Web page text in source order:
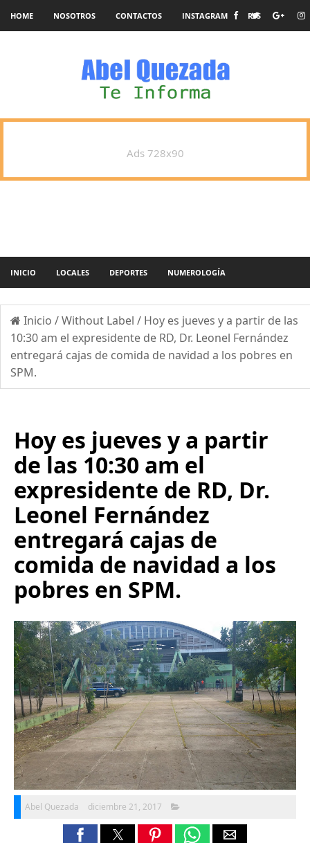
HOME NOSOTROS CONTACTOS INSTAGRAM RSS
Ads 728x90
INICIO LOCALES DEPORTES NUMEROLOGÍA
Inicio /Without Label / Hoy es jueves y a partir de las
10:30 am el expresidente de RD, Dr. Leonel Fernández
entregará cajas de comida de navidad a los pobres en
SPM.
Hoy es jueves y a partir
de las 10:30 am el
expresidente de RD, Dr.
Leonel Fernández
entregará cajas de
comida de navidad a los
pobres en SPM.
Abel Quezada diciembre 21, 2017